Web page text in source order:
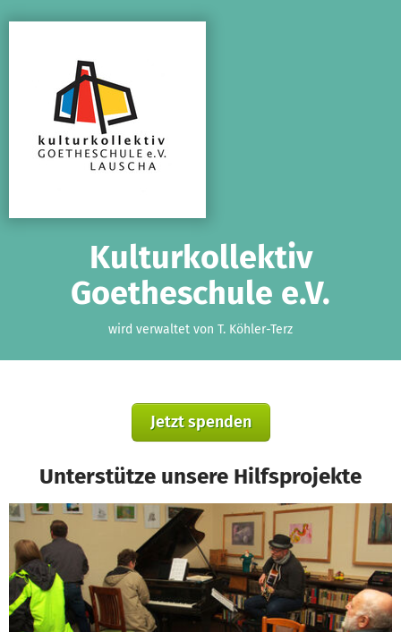
Kulturkollektiv
Goetheschule e.V.
wird verwaltet von T. Köhler-Terz
Jetzt spenden
Unterstütze unsere Hilfsprojekte